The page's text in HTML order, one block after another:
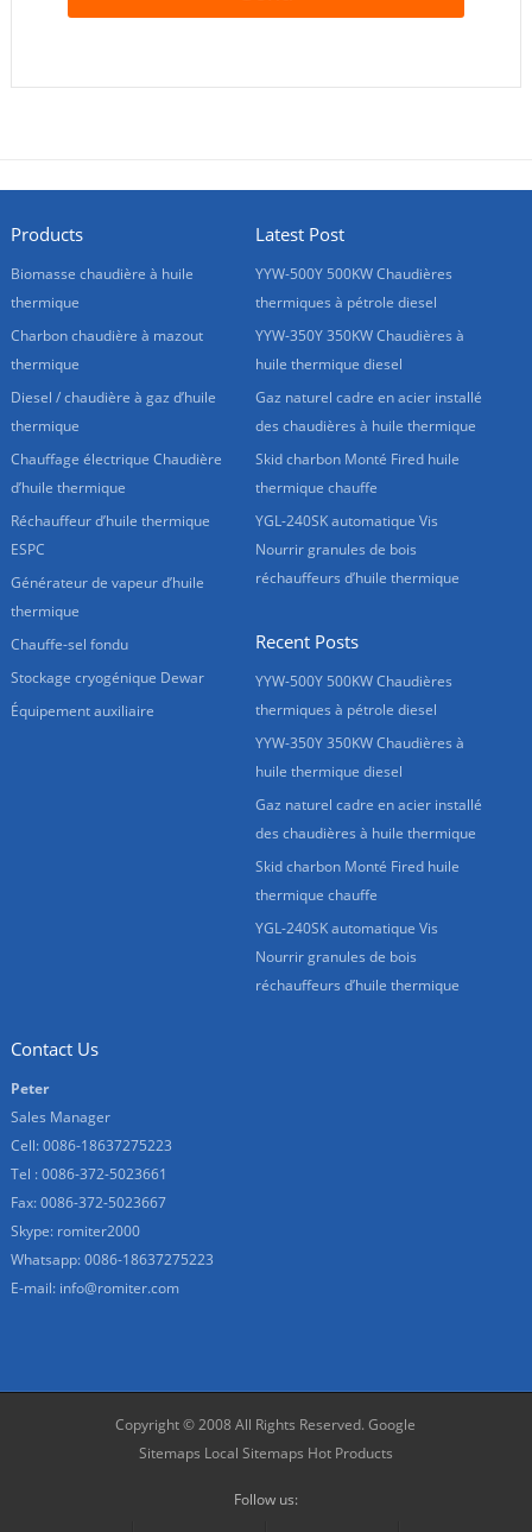
Products
Biomasse chaudière à huile
thermique
Charbon chaudière à mazout
thermique
Diesel / chaudière à gaz d’huile
thermique
Chauffage électrique Chaudière
d’huile thermique
Réchauffeur d’huile thermique
ESPC
Générateur de vapeur d’huile
thermique
Chauffe-sel fondu
Stockage cryogénique Dewar
Équipement auxiliaire
Latest Post
YYW-500Y 500KW Chaudières
thermiques à pétrole diesel
YYW-350Y 350KW Chaudières à
huile thermique diesel
Gaz naturel cadre en acier installé
des chaudières à huile thermique
Skid charbon Monté Fired huile
thermique chauffe
YGL-240SK automatique Vis
Nourrir granules de bois
réchauffeurs d’huile thermique
Recent Posts
YYW-500Y 500KW Chaudières
thermiques à pétrole diesel
YYW-350Y 350KW Chaudières à
huile thermique diesel
Gaz naturel cadre en acier installé
des chaudières à huile thermique
Skid charbon Monté Fired huile
thermique chauffe
YGL-240SK automatique Vis
Nourrir granules de bois
réchauffeurs d’huile thermique
Contact Us
Peter
Sales Manager
Cell: 0086-18637275223
Tel : 0086-372-5023661
Fax: 0086-372-5023667
Skype: romiter2000
Whatsapp:0086-18637275223
E-mail: info@romiter.com
Copyright © 2008 All Rights Reserved.Google
Sitemaps Local Sitemaps Hot Products
Follow us: